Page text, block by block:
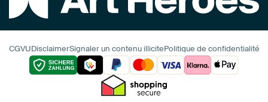
CGVUDisclaimerSignaler un contenu illicitePolitique de confidentialité